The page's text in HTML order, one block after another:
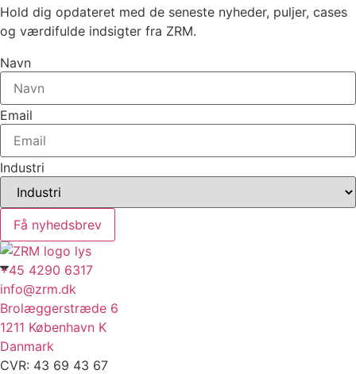
Hold dig opdateret med de seneste nyheder, puljer, cases
og værdifulde indsigter fra ZRM.
Navn
Email
Industri
Få nyhedsbrev
+45 4290 6317
info@zrm.dk
Brolæggerstræde 6
1211 København K
Danmark
CVR: 43 69 43 67